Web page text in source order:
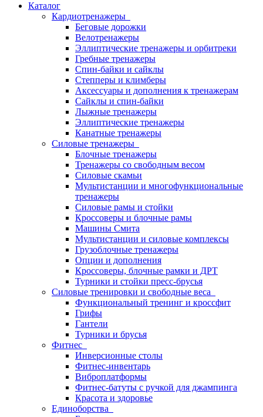
Каталог
Кардиотренажеры
Беговые дорожки
Велотренажеры
Эллиптические тренажеры и орбитреки
Гребные тренажеры
Спин-байки и сайклы
Степперы и климберы
Аксессуары и дополнения к тренажерам
Сайклы и спин-байки
Лыжные тренажеры
Эллиптические тренажеры
Канатные тренажеры
Силовые тренажеры
Блочные тренажеры
Тренажеры со свободным весом
Силовые скамьи
Мультистанции и многофункциональные
тренажеры
Силовые рамы и стойки
Кроссоверы и блочные рамы
Машины Смита
Мультистанции и силовые комплексы
Грузоблочные тренажеры
Опции и дополнения
Кроссоверы, блочные рамки и ДРТ
Турники и стойки пресс-брусья
Силовые тренировки и свободные веса
Функциональный тренинг и кроссфит
Грифы
Гантели
Турники и брусья
Фитнес
Инверсионные столы
Фитнес-инвентарь
Виброплатформы
Фитнес-батуты с ручкой для джампинга
Красота и здоровье
Единоборства